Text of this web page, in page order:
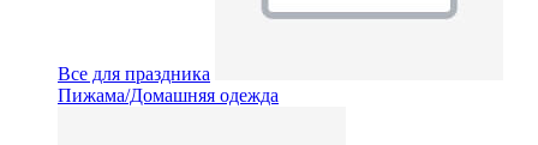
Все для праздника
Пижама/Домашняя одежда